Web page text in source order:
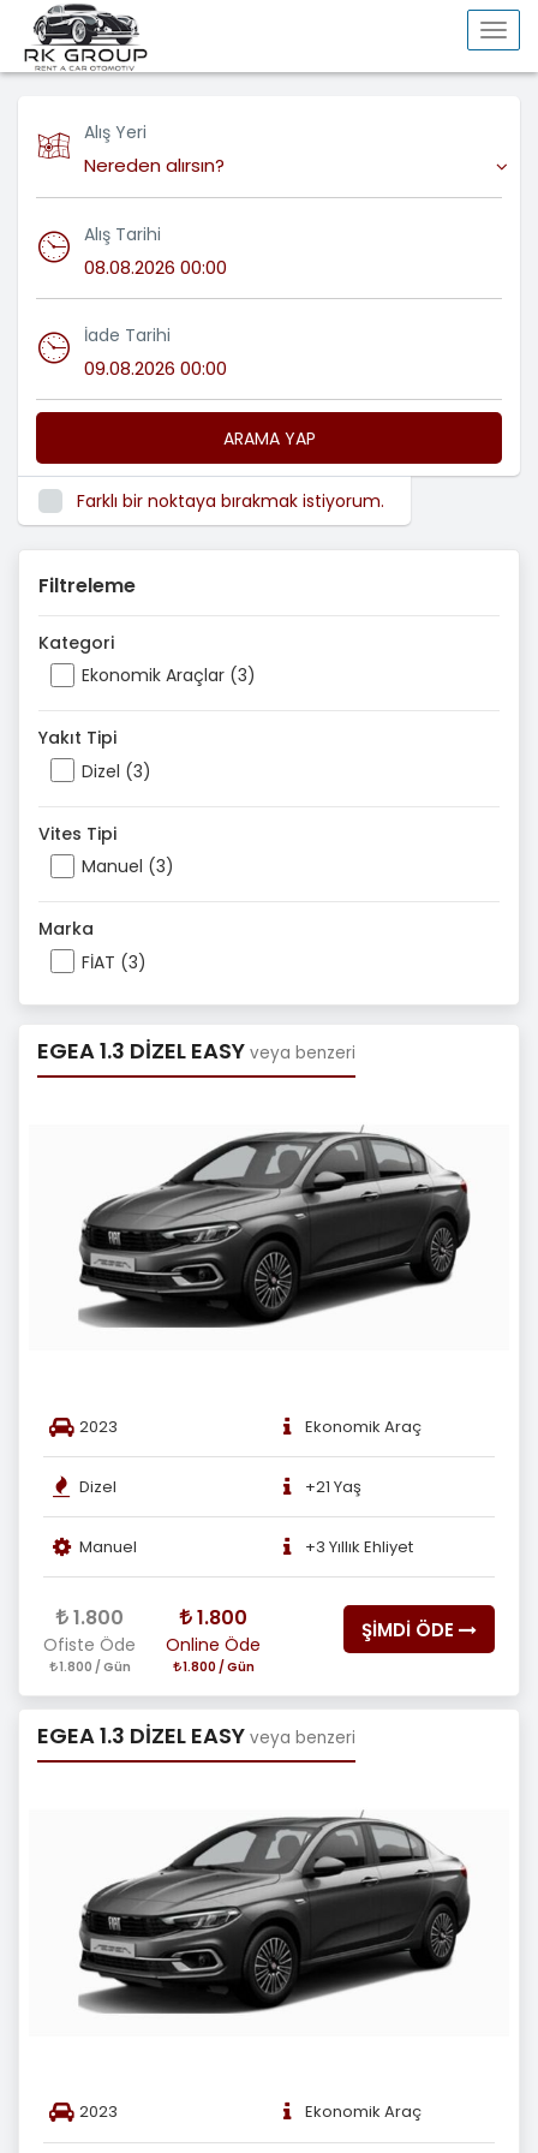
Alış Yeri
Nereden alırsın?
Alış Tarihi
İade Tarihi
ARAMA YAP
Farklı bir noktaya bırakmak istiyorum.
Filtreleme
Kategori
Ekonomik Araçlar (3)
Yakıt Tipi
Dizel (3)
Vites Tipi
Manuel (3)
Marka
FİAT (3)
EGEA 1.3 DİZEL EASY veya benzeri
2023 Ekonomik Araç
Dizel +21 Yaş
Manuel +3 Yıllık Ehliyet
1.800
Ofiste Öde
1.800 / Gün
1.800
Online Öde
1.800 / Gün
ŞİMDİ ÖDE
EGEA 1.3 DİZEL EASY veya benzeri
2023 Ekonomik Araç